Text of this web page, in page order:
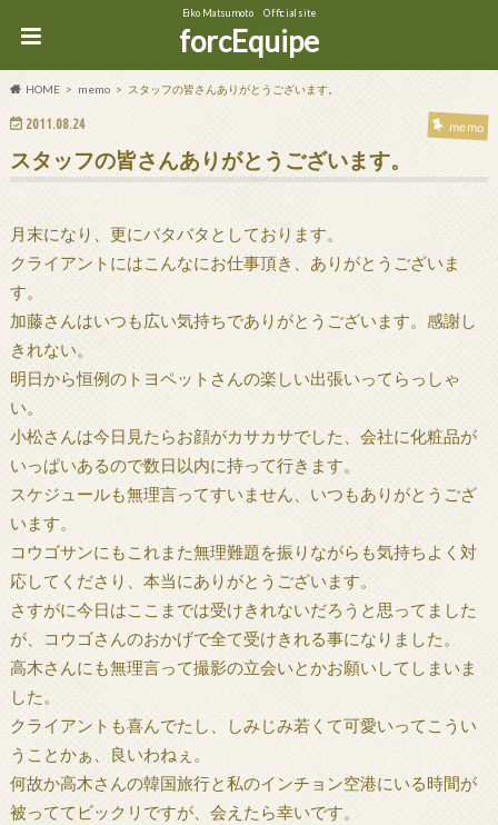
Eiko Matsumoto Official site
forcEquipe
HOME memo スタッフの皆さんありがとうございます。
2011.08.24 memo
スタッフの皆さんありがとうございます。
月末になり、更にバタバタとしております。
クライアントにはこんなにお仕事頂き、ありがとうございま
す。
加藤さんはいつも広い気持ちでありがとうございます。感謝し
きれない。
明日から恒例のトヨペットさんの楽しい出張いってらっしゃ
い。
小松さんは今日見たらお顔がカサカサでした、会社に化粧品が
いっぱいあるので数日以内に持って行きます。
スケジュールも無理言ってすいません、いつもありがとうござ
います。
コウゴサンにもこれまた無理難題を振りながらも気持ちよく対
応してくださり、本当にありがとうございます。
さすがに今日はここまでは受けきれないだろうと思ってました
が、コウゴさんのおかげで全て受けきれる事になりました。
高木さんにも無理言って撮影の立会いとかお願いしてしまいま
した。
クライアントも喜んでたし、しみじみ若くて可愛いってこうい
うことかぁ、良いわねぇ。
何故か高木さんの韓国旅行と私のインチョン空港にいる時間が
被っててビックリですが、会えたら幸いです。